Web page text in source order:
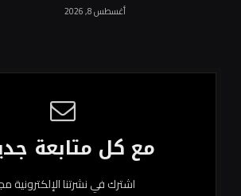
أغسطس 8, 2026
مع كل متابعة
اشترك في نشرتنا الإلكترونية